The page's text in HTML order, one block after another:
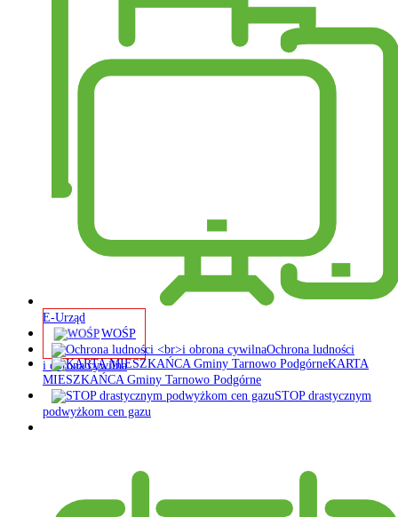
E-Urząd
WOŚP
Ochrona ludności
i obrona cywilna
KARTA
MIESZKAŃCA Gminy Tarnowo Podgórne
STOP drastycznym
podwyżkom cen gazu